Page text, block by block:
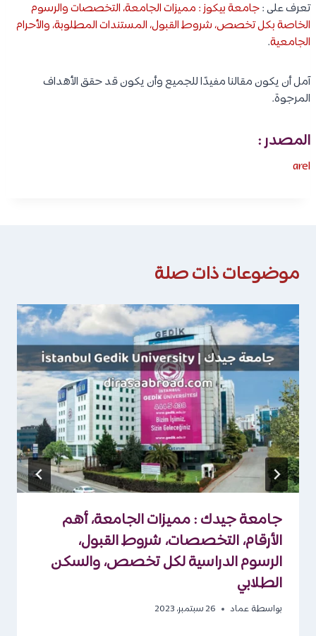
تعرف على :جامعة بيكوز : مميزات الجامعة، التخصصات والرسوم
الخاصة بكل تخصص، شروط القبول، المستندات المطلوبة، والأحرام
الجامعية.
آمل أن يكون مقالنا مفيدًا للجميع وأن يكون قد حقق الأهداف
المرجوة.
المصدر :
arel
موضوعات ذات صلة
جامعة جيدك : مميزات الجامعة، أهم
الأرقام، التخصصات، شروط القبول،
الرسوم الدراسية لكل تخصص، والسكن
الطلابي
بواسطة عماد 26 سبتمبر، 2023